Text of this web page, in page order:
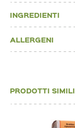
INGREDIENTI
ALLERGENI
PRODOTTI SIMILI